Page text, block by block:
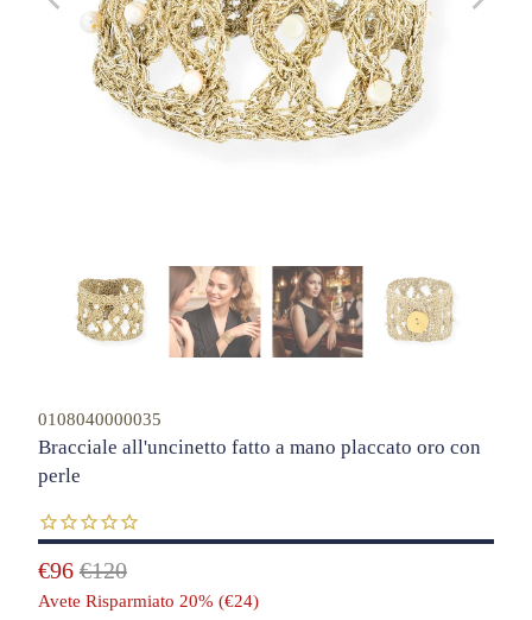
0108040000035
Bracciale all'uncinetto fatto a mano placcato oro con
perle
€96 €120
Avete Risparmiato 20% (€24)